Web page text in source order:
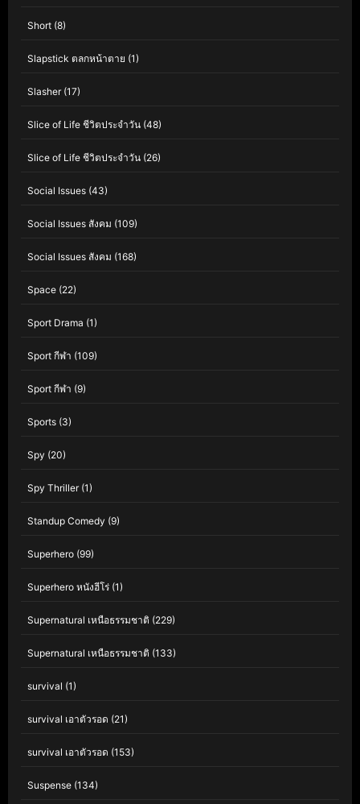
Short (8)
Slapstick ตลกหน้าตาย (1)
Slasher(17)
Slice of Life ชีวิตประจำวัน (48)
Slice of Life ชีวิตประจำวัน (26)
Social Issues (43)
Social Issues สังคม (109)
Social Issues สังคม (168)
Space (22)
Sport Drama (1)
Sport กีฬา (109)
Sport กีฬา (9)
Sports (3)
Spy (20)
Spy Thriller(1)
Standup Comedy (9)
Superhero (99)
Superhero หนังฮีโร่ (1)
Supernatural เหนือธรรมชาติ (229)
Supernatural เหนือธรรมชาติ (133)
survival (1)
survival เอาตัวรอด (21)
survival เอาตัวรอด (153)
Suspense (134)